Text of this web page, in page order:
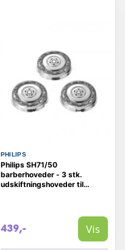
PHILIPS
Philips SH71/50
barberhoveder - 3 stk.
udskiftningshoveder til
439,- Vis